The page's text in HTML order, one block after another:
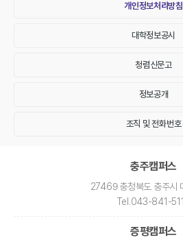
개인정보처리방침
대학정보공시
청렴신문고
정보공개
조직 및 전화번호
충주캠퍼스
27469 충청북도 충주시
Tel .043-841-
증평캠퍼스